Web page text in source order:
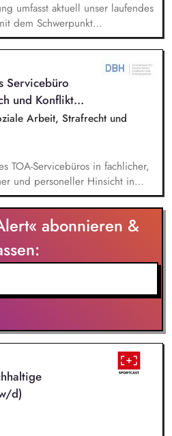
umfasst aktuell unser laufendes
dem Schwerpunkt
die Grundschule" sowie
bezogene Projekte
und
von der Grundschule bis in
Sprachenbildung
dazu zielgruppengerechte und
und begleitet pädagogische
wie offline.
Servicebüro
und Kon­flikt­...
Arbeit, Strafrecht und
TOA-Servicebüros in fachlicher,
und personeller Hinsicht in
Teamführung:
Mitarbeitende. Strategische
verantworten die strategische
des TOA-
Fortbildung, Information und
Verantwortliche
Projektcontrolling im Rahmen
abonnieren &
d)